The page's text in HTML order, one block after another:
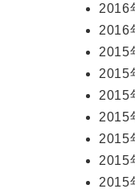
2016
2016
2015
2015
2015
2015
2015
2015
2015